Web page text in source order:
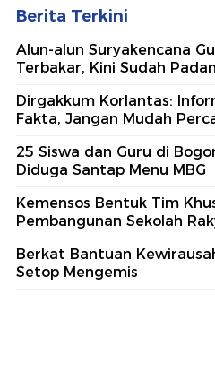
Berita Terkini
Alun-alun Suryakencana
Terbakar, Kini Sudah
Dirgakkum Korlantas:
Fakta, Jangan Mudah
25 Siswa dan Guru di
Diduga Santap Menu MBG
Kemensos Bentuk Tim
Pembangunan Sekolah
Berkat Bantuan
Setop Mengemis